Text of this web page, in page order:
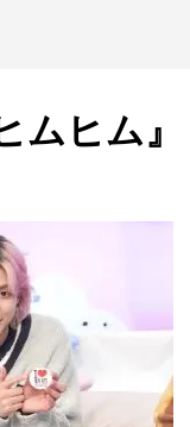
ムヒム』